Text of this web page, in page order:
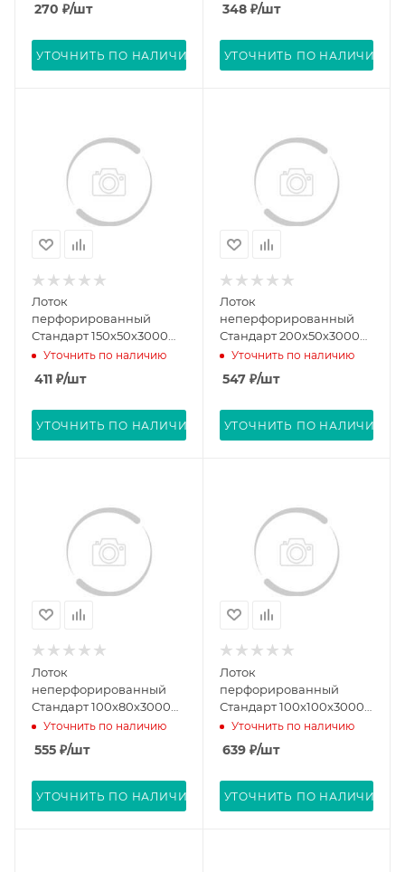
270 ₽/шт
УТОЧНИТЬ ПО НАЛИЧИЮ
348₽/шт
УТОЧНИТЬ ПО НАЛИЧИЮ
Лоток
перфорированный
Стандарт 150х50х3000
(0,7 мм) (12 м/уп)
Промрукав PR16.0005
Уточнить по наличию
411 ₽/шт
УТОЧНИТЬ ПО НАЛИЧИЮ
Лоток
неперфорированный
Стандарт 200х50х3000
(0,8 мм) (12 м/уп)
Промрукав PR16.0052
Уточнить по наличию
547₽/шт
УТОЧНИТЬ ПО НАЛИЧИЮ
Лоток
неперфорированный
Стандарт 100х80х3000
(0,7 мм) (6 м/уп)
Промрукав PR16.0047
Уточнить по наличию
555 ₽/шт
УТОЧНИТЬ ПО НАЛИЧИЮ
Лоток
перфорированный
Стандарт 100х100х3000
(0,7 мм) (6 м/уп)
Промрукав PR16.0004
Уточнить по наличию
639₽/шт
УТОЧНИТЬ ПО НАЛИЧИЮ